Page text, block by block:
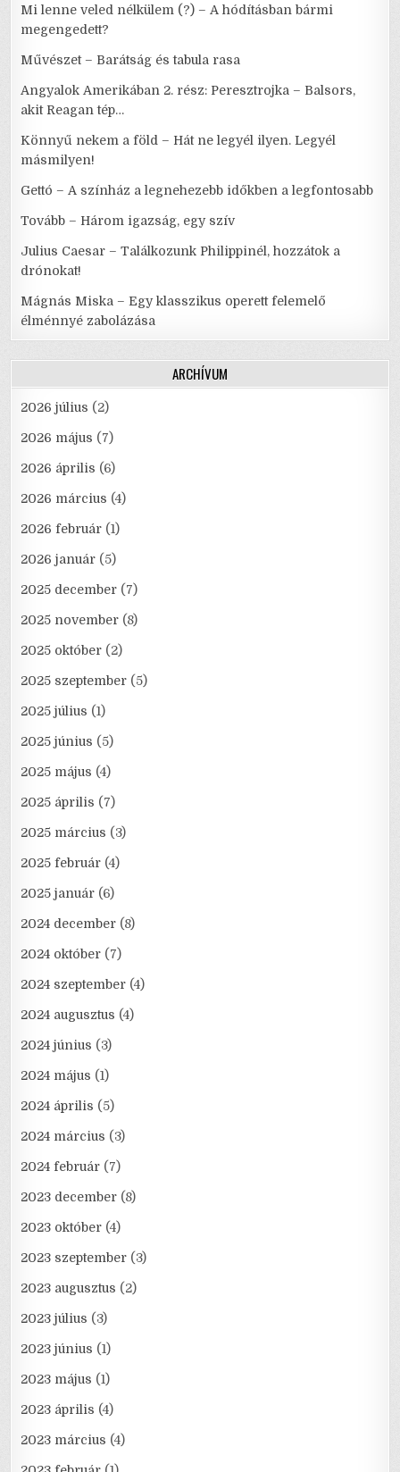
Mi lenne veled nélkülem (?) – A hódításban bármi
megengedett?
Művészet – Barátság és tabula rasa
Angyalok Amerikában 2. rész: Peresztrojka – Balsors,
akit Reagan tép…
Könnyű nekem a föld – Hát ne legyél ilyen. Legyél
másmilyen!
Gettó – A színház a legnehezebb időkben a legfontosabb
Tovább – Három igazság, egy szív
Julius Caesar – Találkozunk Philippinél, hozzátok a
drónokat!
Mágnás Miska – Egy klasszikus operett felemelő
élménnyé zabolázása
ARCHÍVUM
2026 július (2)
2026 május (7)
2026 április (6)
2026 március (4)
2026 február (1)
2026 január (5)
2025 december (7)
2025 november (8)
2025 október (2)
2025 szeptember (5)
2025 július (1)
2025 június (5)
2025 május (4)
2025 április (7)
2025 március (3)
2025 február (4)
2025 január (6)
2024 december (8)
2024 október (7)
2024 szeptember (4)
2024 augusztus (4)
2024 június (3)
2024 május (1)
2024 április (5)
2024 március (3)
2024 február (7)
2023 december (8)
2023 október (4)
2023 szeptember (3)
2023 augusztus (2)
2023 július (3)
2023 június (1)
2023 május (1)
2023 április (4)
2023 március (4)